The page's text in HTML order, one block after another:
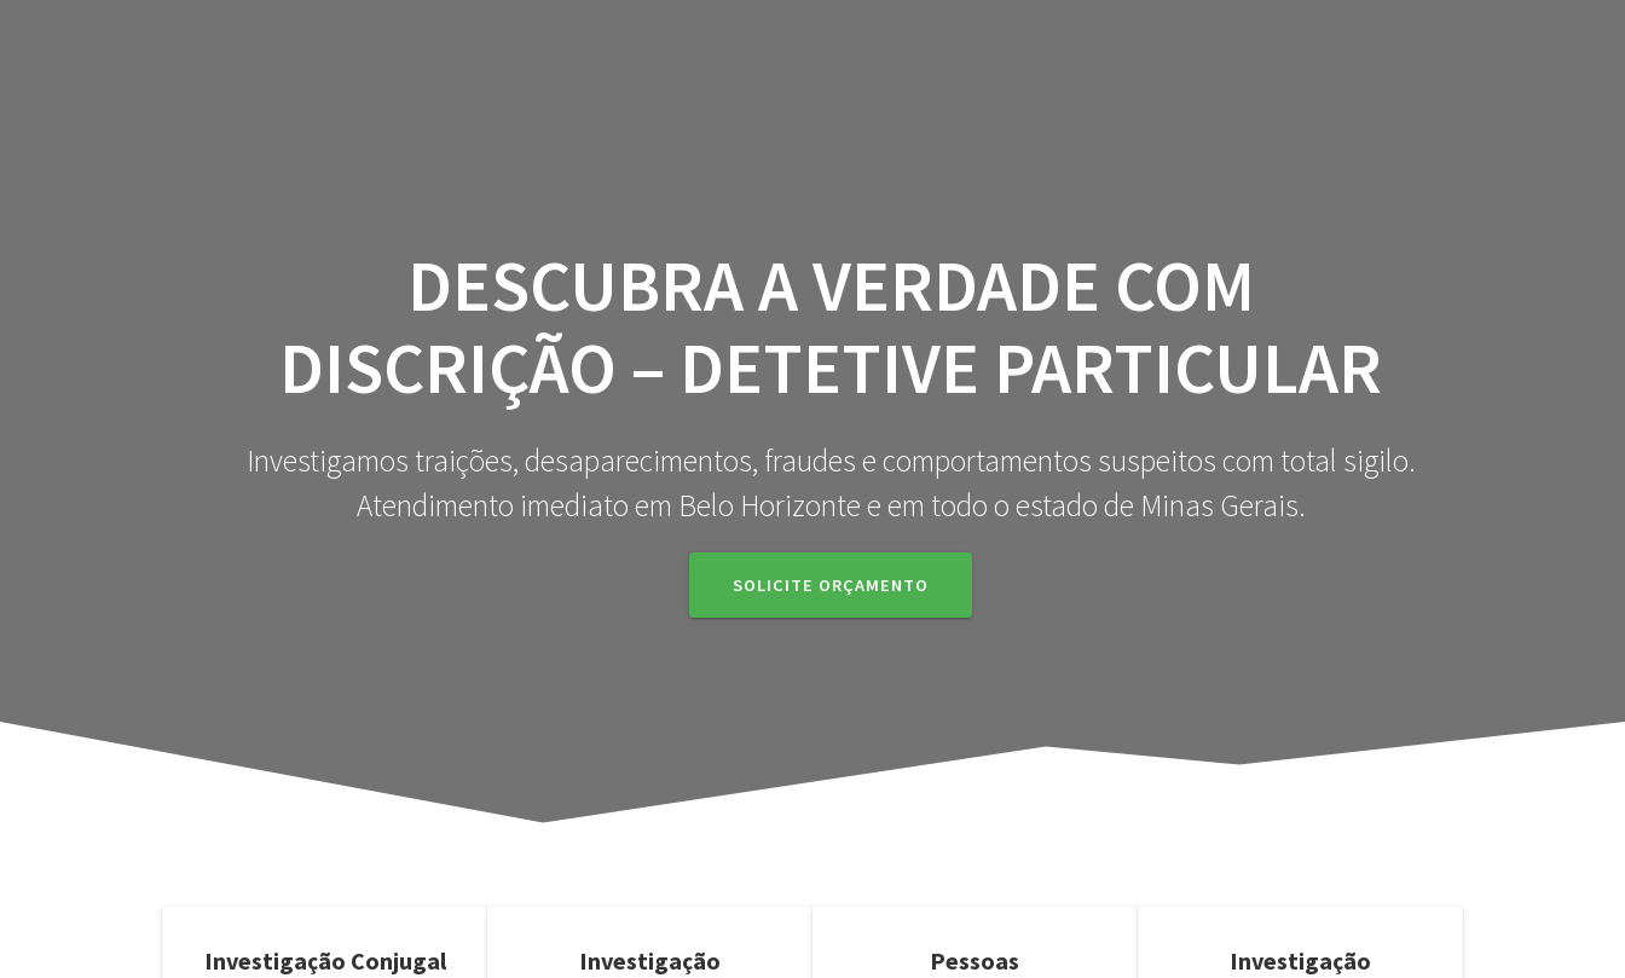
DESCUBRA A VERDADE COM
DISCRIÇÃO – DETETIVE PARTICULAR
Investigamos traições, desaparecimentos, fraudes e comportamentos suspeitos com total sigilo.
Atendimento imediato em Belo Horizonte e em todo o estado de Minas Gerais.
SOLICITE ORÇAMENTO
Investigação Conjugal
Investigação
Pessoas
Investigação